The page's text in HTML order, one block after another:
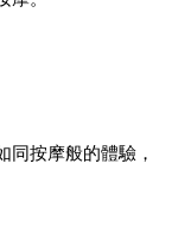
同按摩般的體驗，